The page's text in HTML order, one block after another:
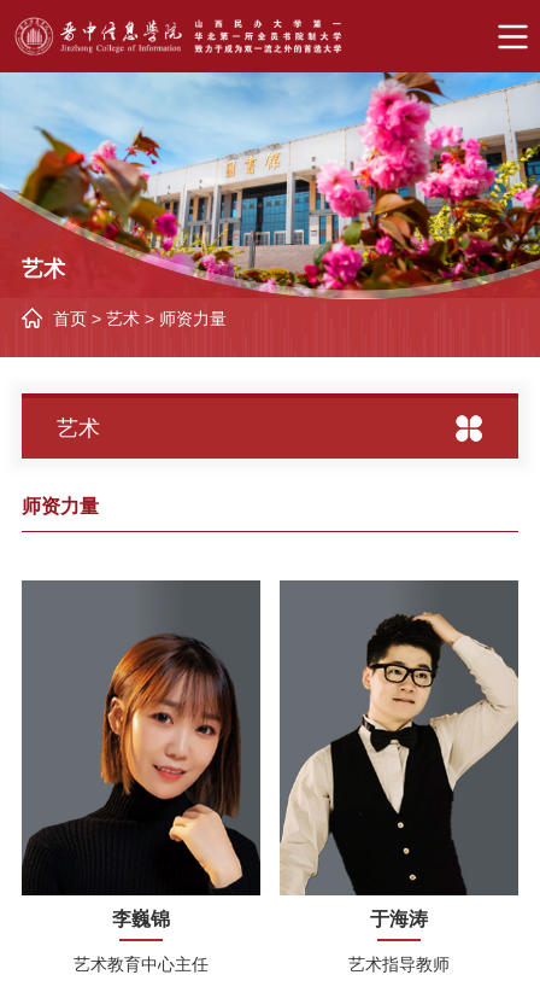
艺术
首页> 艺术> 师资力量
艺术
师资力量
李巍锦
艺术教育中心主任
于海涛
艺术指导教师